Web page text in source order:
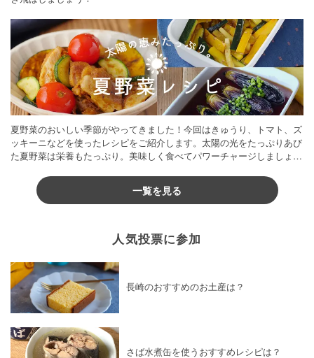
夏野菜のおいしい季節がやってきました！今回はきゅうり、トマト、ズ
ッキーニなどを使ったレシピをご紹介します。太陽の光をたっぷりあび
た夏野菜は栄養もたっぷり。美味しく食べてパワーチャージしましょう
一覧を見る
人気投票に参加
長崎のおすすめのお土産は？
さば水煮缶を使うおすすめレシピは？